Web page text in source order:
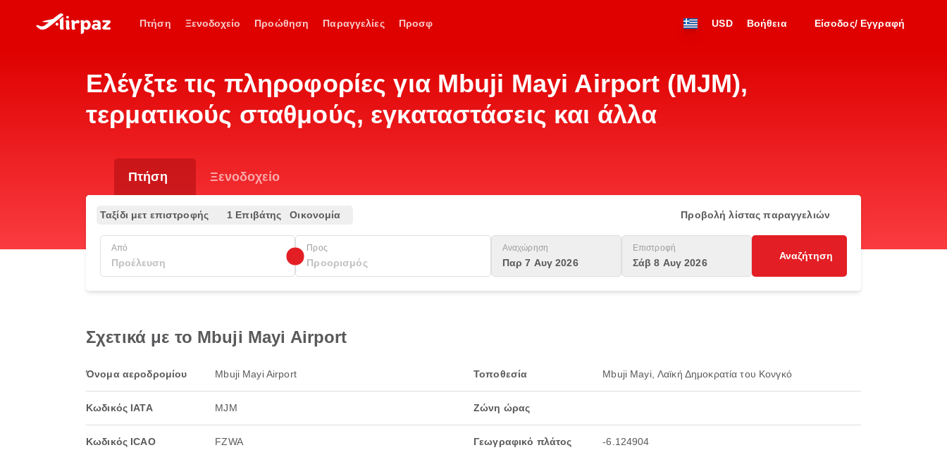
Πτήση Ξενοδοχείο Προώθηση Παραγγελίες Προσφ USD Βοήθεια Είσοδος/ Εγγραφή
Ελέγξτε τις πληροφορίες για Mbuji Mayi Airport (MJM),
τερματικούς σταθμούς, εγκαταστάσεις και άλλα
Πτήση Ξενοδοχείο
Ταξίδι μετ επιστροφής 1 Επιβάτης Οικονομία Προβολή λίστας παραγγελιών
Από Προς Αναχώρηση
Παρ 7 Αυγ 2026
Επιστροφή
Σάβ 8 Αυγ 2026
Αναζήτηση
Σχετικά με το Mbuji Mayi Airport
Όνομα αεροδρομίου Mbuji Mayi Airport
Κωδικός IATA MJM
Κωδικός ICAO FZWA
Τοποθεσία Mbuji Mayi, Λαϊκή Δημοκρατία του Κονγκό
Ζώνη ώρας
Γεωγραφικό πλάτος -6.124904